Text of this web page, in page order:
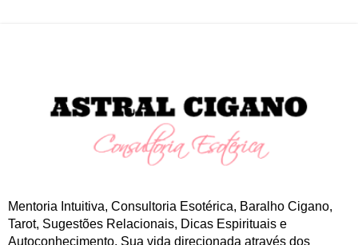
Mentoria Intuitiva, Consultoria Esotérica, Baralho Cigano,
Tarot, Sugestões Relacionais, Dicas Espirituais e
Autoconhecimento. Sua vida direcionada através dos